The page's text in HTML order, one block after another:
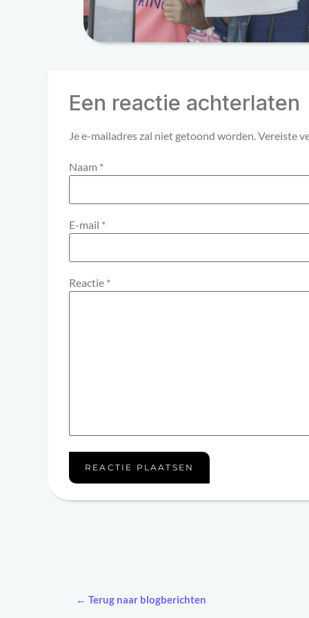
Een reactie achterlaten
Je e-mailadres zal niet getoond worden.Vereiste
Naam *
E-mail *
Reactie *
← Terug naar blogberichten